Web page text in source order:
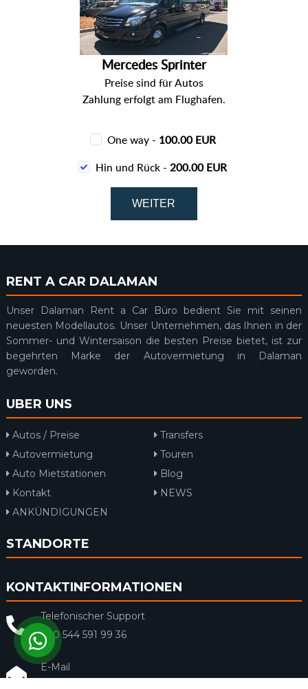
Mercedes Sprinter
Preise sind für Autos
Zahlung erfolgt am Flughafen.
One way - 100.00 EUR
Hin und Rück - 200.00 EUR
RENT A CAR DALAMAN
Unser Dalaman Rent a Car Büro bedient Sie mit seinen
neuesten Modellautos. Unser Unternehmen, das Ihnen in der
Sommer- und Wintersaison die besten Preise bietet, ist zur
begehrten Marke der Autovermietung in Dalaman
geworden.
UBER UNS
Autos / Preise
Transfers
Autovermietung
Touren
Auto Mietstationen
Blog
Kontakt
NEWS
ANKÜNDIGUNGEN
STANDORTE
KONTAKTINFORMATIONEN
Telefonischer Support
+90 544 591 99 36
E-Mail